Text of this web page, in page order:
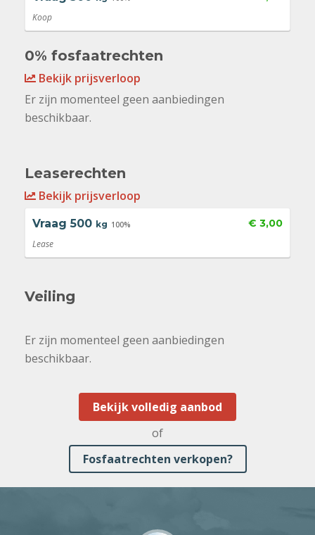
Koop
0% fosfaatrechten
Bekijk prijsverloop
Er zijn momenteel geen aanbiedingen
beschikbaar.
Leaserechten
Bekijk prijsverloop
Vraag 500 kg 100% € 3,00
Lease
Veiling
Er zijn momenteel geen aanbiedingen
beschikbaar.
Bekijk volledig aanbod
of
Fosfaatrechten verkopen?